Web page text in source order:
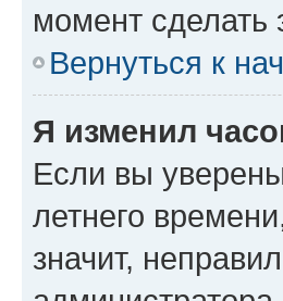
момент сделать
Вернуться к
Я изменил
Если вы
летнего
значит,